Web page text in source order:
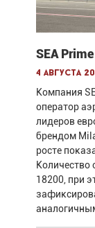
SEA
4 августа
Компания
оператор
лидеров
брендом
росте
Количество
18200, при